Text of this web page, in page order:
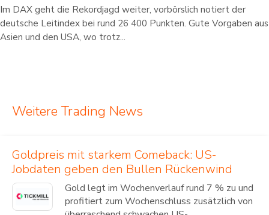
Im DAX geht die Rekordjagd weiter, vorbörslich notiert der
deutsche Leitindex bei rund 26 400 Punkten. Gute Vorgaben aus
Asien und den USA, wo trotz...
Weitere Trading News
Goldpreis mit starkem Comeback: US-
Jobdaten geben den Bullen Rückenwind
Gold legt im Wochenverlauf rund 7 % zu und
profitiert zum Wochenschluss zusätzlich von